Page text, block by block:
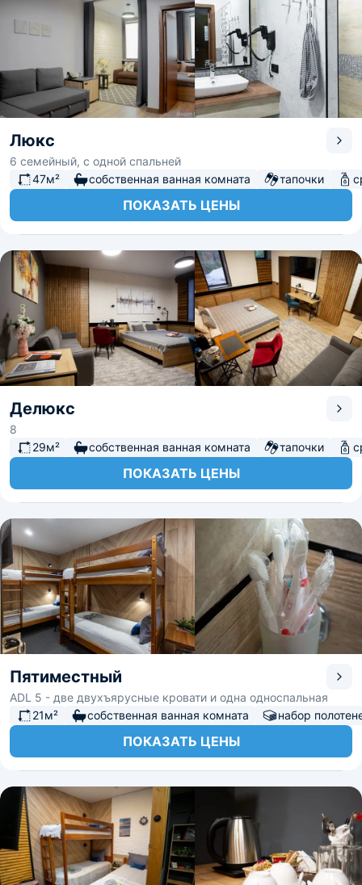
Люкс
6 семейный, с одной спальней
47м²
собственная ванная комната тапочки
ПОКАЗАТЬ ЦЕНЫ
Делюкс
8
29м²
собственная ванная комната тапочки
ПОКАЗАТЬ ЦЕНЫ
Пятиместный
ADL 5 - две двухъярусные кровати и одна односпальная
21м²
собственная ванная комната набор
ПОКАЗАТЬ ЦЕНЫ